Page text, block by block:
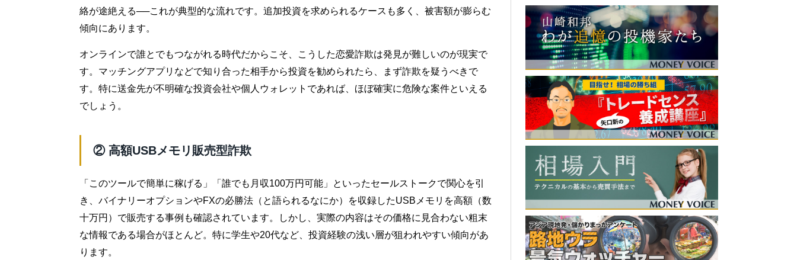
絡が途絶える──これが典型的な流れです。追加投資を求められるケースも多く、被害額が膨らむ
傾向にあります。
オンラインで誰とでもつながれる時代だからこそ、こうした恋愛詐欺は発見が難しいのが現実で
す。マッチングアプリなどで知り合った相手から投資を勧められたら、まず詐欺を疑うべきで
す。特に送金先が不明確な投資会社や個人ウォレットであれば、ほぼ確実に危険な案件といえる
でしょう。
② 高額USBメモリ販売型詐欺
「このツールで簡単に稼げる」「誰でも月収100万円可能」といったセールストークで関心を引
き、バイナリーオプションやFXの必勝法（と語られるなにか）を収録したUSBメモリを高額（数
十万円）で販売する事例も確認されています。しかし、実際の内容はその価格に見合わない粗末
な情報である場合がほとんど。特に学生や20代など、投資経験の浅い層が狙われやすい傾向があ
ります。